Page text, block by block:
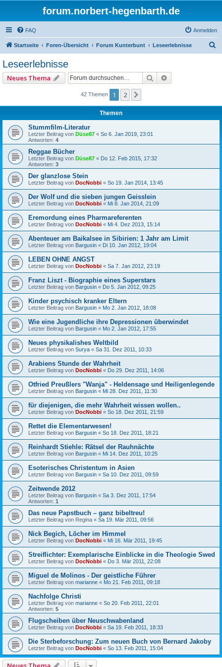
forum.norbert-hegenbarth.de
FAQ Anmelden
Startseite Foren-Übersicht Forum Kunterbunt Leseerlebnisse
Leseerlebnisse
Neues Thema Suche
42 Themen 1 2
Themen
Stummfilm-Literatur
Letzter Beitrag von Düse87 « So 6. Jan 2019, 23:01
Antworten: 4
Reggae Bücher
Letzter Beitrag von Düse87 « Do 12. Feb 2015, 17:32
Antworten: 3
Der glanzlose Stein
Letzter Beitrag von DocNobbi « So 19. Jan 2014, 13:45
Der Wolf und die sieben jungen Geisslein
Letzter Beitrag von DocNobbi « Mi 8. Jan 2014, 21:09
Eremordung eines Pharmareferenten
Letzter Beitrag von DocNobbi « Mi 4. Dez 2013, 15:14
Abenteuer am Baikalsee in Sibirien: 1 Jahr am Limit
Letzter Beitrag von Bargusin « Di 10. Jan 2012, 19:04
LEBEN OHNE ANGST
Letzter Beitrag von DocNobbi « Sa 7. Jan 2012, 23:19
Franz Liszt - Biographie eines Superstars
Letzter Beitrag von Bargusin « Do 5. Jan 2012, 09:25
Kinder psychisch kranker Eltern
Letzter Beitrag von Bargusin « Mo 2. Jan 2012, 18:08
Wie eine Jugendliche ihre Depressionen überwindet
Letzter Beitrag von Bargusin « Mo 2. Jan 2012, 17:55
Neues physikalishes Weltbild
Letzter Beitrag von Surya « Sa 31. Dez 2011, 10:33
Arabiens Stunde der Wahrheit
Letzter Beitrag von DocNobbi « Do 29. Dez 2011, 14:06
Otfried Preußlers "Wanja" - Heldensage und Heiligenlegende
Letzter Beitrag von Bargusin « Mi 28. Dez 2011, 11:30
für diejenigen, die mehr Wahrheit wissen wollen..
Letzter Beitrag von DocNobbi « So 18. Dez 2011, 21:59
Rettet die Elementarwesen!
Letzter Beitrag von Bargusin « So 18. Dez 2011, 18:21
Reinhardt Stiehle: Rätsel der Rauhnächte
Letzter Beitrag von Bargusin « Mi 14. Dez 2011, 10:25
Esoterisches Christentum in Asien
Letzter Beitrag von Bargusin « Sa 10. Dez 2011, 09:59
Zeitwende 2012
Letzter Beitrag von Bargusin « Sa 3. Dez 2011, 17:54
Antworten: 1
Das neue Papstbuch – ganz bibeltreu!
Letzter Beitrag von Regina « Sa 19. Mär 2011, 09:56
Nick Begich, Löcher im Himmel
Letzter Beitrag von DocNobbi « Mi 16. Mär 2011, 19:45
Streiflichter: Exemplarische Einblicke in die Theologie Swed
Letzter Beitrag von DocNobbi « Do 3. Mär 2011, 22:08
Miguel de Molinos - Der geistliche Führer
Letzter Beitrag von marianne « Mo 21. Feb 2011, 09:18
Nachfolge Christi
Letzter Beitrag von marianne « So 20. Feb 2011, 22:01
Antworten: 5
Flugscheiben über Neuschwabenland
Letzter Beitrag von DocNobbi « Sa 19. Feb 2011, 18:33
Die Sterbeforschung: Zum neuen Buch von Bernard Jakoby
Letzter Beitrag von DocNobbi « So 13. Feb 2011, 15:04